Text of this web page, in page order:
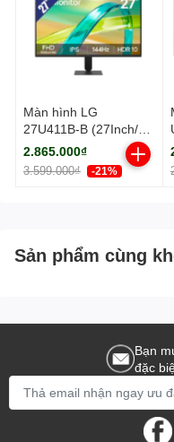
Màn hình LG
27U411B-B (27Inch/
Full HD/ 1ms/ 144Hz/
250cd/m2/ IPS)
2.865.000₫
3.599.000₫ -21%
Sản phẩm cùng
Bạn
đặc